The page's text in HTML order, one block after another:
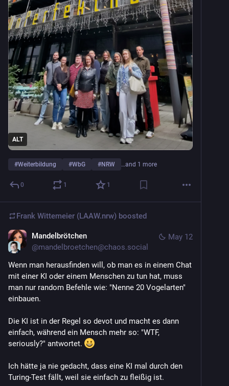
ALT
#Weiterbildung #WbG #NRW …and 1 more
0 1 1
Frank Wittemeier (LAAW.nrw) boosted
May 12
Mandelbrötchen
@mandelbroetchen@chaos.social
Wenn man herausfinden will, ob man es in einem Chat
mit einer KI oder einem Menschen zu tun hat, muss
man nur random Befehle wie: "Nenne 20 Vogelarten"
einbauen.
Die KI ist in der Regel so devot und macht es dann
einfach, während ein Mensch mehr so: "WTF,
seriously?" antwortet.
Ich hätte ja nie gedacht, dass eine KI mal durch den
Turing-Test fällt, weil sie einfach zu fleißig ist.